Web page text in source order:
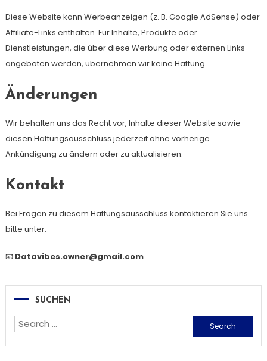
Diese Website kann Werbeanzeigen (z. B. Google AdSense) oder
Affiliate-Links enthalten. Für Inhalte, Produkte oder
Dienstleistungen, die über diese Werbung oder externen Links
angeboten werden, übernehmen wir keine Haftung.
Änderungen
Wir behalten uns das Recht vor, Inhalte dieser Website sowie
diesen Haftungsausschluss jederzeit ohne vorherige
Ankündigung zu ändern oder zu aktualisieren.
Kontakt
Bei Fragen zu diesem Haftungsausschluss kontaktieren Sie uns
bitte unter:
📧 Datavibes.owner@gmail.com
SUCHEN
Search
for: